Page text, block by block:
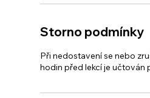
Storno podmínky
Při nedostavení se nebo
hodin před lekcí je učtován